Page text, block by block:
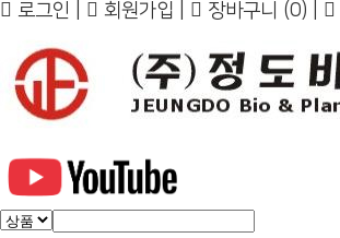
로그인 회원가입 장바구니 (0)